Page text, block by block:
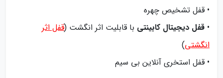
• قفل تشخیص چهره
• قفل دیجیتال کابینتی با قابلیت اثر انگشت (قفل اثر
انگشتی)
• قفل استخری آنلاین بی سیم